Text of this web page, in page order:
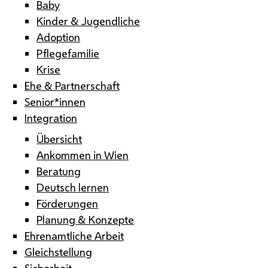
Baby
Kinder & Jugendliche
Adoption
Pflegefamilie
Krise
Ehe & Partnerschaft
Senior*innen
Integration
Übersicht
Ankommen in Wien
Beratung
Deutsch lernen
Förderungen
Planung & Konzepte
Ehrenamtliche Arbeit
Gleichstellung